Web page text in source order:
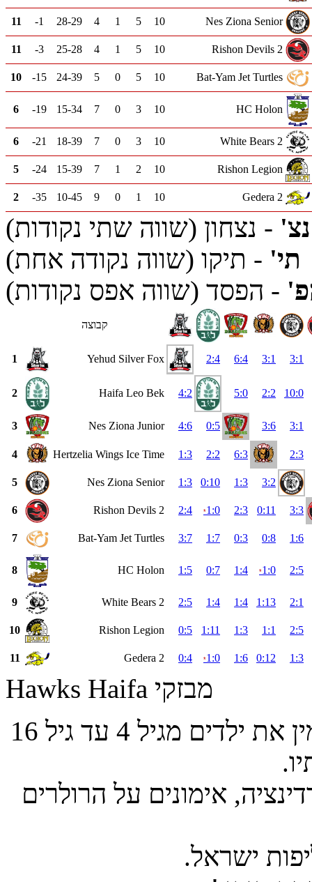
11 -1 28-29 4 1 5 10 Nes Ziona Senior
11 -3 25-28 4 1 5 10 Rishon Devils 2
10 -15 24-39 5 0 5 10 Bat-Yam Jet Turtles
6 -19 15-34 7 0 3 10 HC Holon
6 -21 18-39 7 0 3 10 White Bears 2
5 -24 15-39 7 1 2 10 Rishon Legion
2 -35 10-45 9 0 1 10 Gedera 2
נצ' - נצחון (שווה שתי נקודות)
תי' - תיקו (שווה נקודה אחת)
- הפסד (שווה אפס נקודות)
קבוצה
1 Yehud Silver Fox 2:4 6:4 3:1 3:1
2 Haifa Leo Bek 4:2 5:0 2:2 10:0
3 Nes Ziona Junior 4:6 0:5 3:6 3:1
4 Hertzelia Wings Ice Time 1:3 2:2 6:3 2:3
5 Nes Ziona Senior 1:3 0:10 1:3 3:2
6 Rishon Devils 2 2:4 *1:0 2:3 0:11 3:3
7 Bat-Yam Jet Turtles 3:7 1:7 0:3 0:8 1:6
8 HC Holon 1:5 0:7 1:4 *1:0 2:5
9 White Bears 2 2:5 1:4 1:4 1:13 2:1
10 Rishon Legion 0:5 1:11 1:3 1:1 2:5
11 Gedera 2 0:4 *1:0 1:6 0:12 1:3
Hawks Haifa מבזקי
מועדון הוקי Hawks Haifa חיפה מזמין את ילדים מגיל 4 עד גיל 16
אימונים על הרולרים
ישראל.